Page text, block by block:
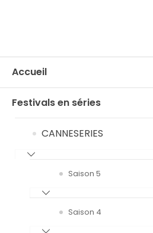
Accueil
Festivals en séries
CANNESERIES
Saison 5
Saison 4